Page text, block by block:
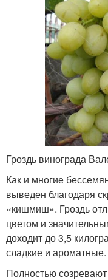
Гроздь винограда
Как и многие
выведен благодаря
«кишмиш». Гроздь
цветом и
доходит до 3,5
сладкие и ароматные.
Полностью